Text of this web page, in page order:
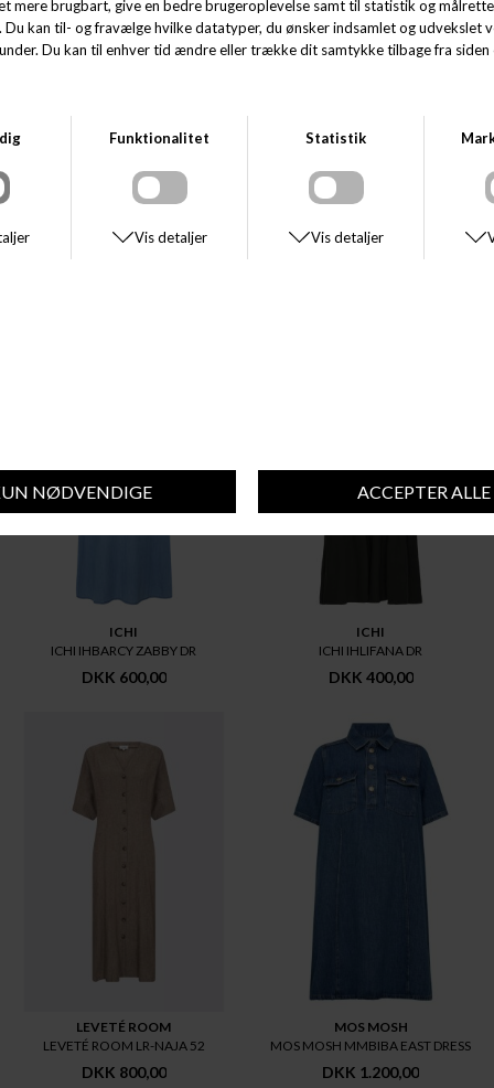
LEVETÉ ROOM
LEVETÉ ROOM LR-RORA 3
BRUUNS BAZAAR
BRUUNS BAZAR TAMMI DRESS
ICHI
ICHI IHBARCY ZABBY DR
DKK 600,00
ICHI
ICHI IHLIFANA DR
DKK 400,00
LEVETÉ ROOM
LEVETÉ ROOM LR-NAJA 52
DKK 800,00
MOS MOSH
MOS MOSH MMBIBA EAST DRESS
DKK 1.200,00